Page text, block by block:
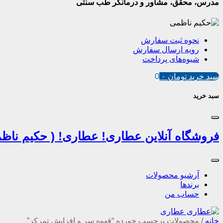
مدرس، محقق، مشاور و درمانگر طب سنتی
نحوه ثبت سفارش
رویه ارسال سفارش
شیوه‌های پرداخت
سبد خرید تومان 0
سبد خرید
فروشگاه آنلاین عطاری! عطاری! ( حکیم
آرشیو محصولات
برندها
حساب من
خانه / محصولات برچسب خورده “قهوه سر و افزایش تمرکز”